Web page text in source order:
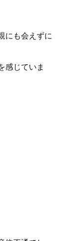
にも会えずに
感じていま